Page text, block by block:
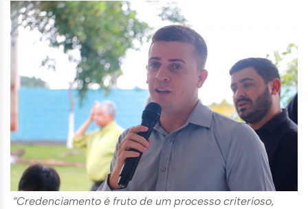
“Credenciamento é fruto de um processo criterioso,